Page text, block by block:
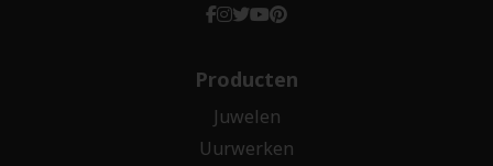
Producten
Juwelen
Uurwerken